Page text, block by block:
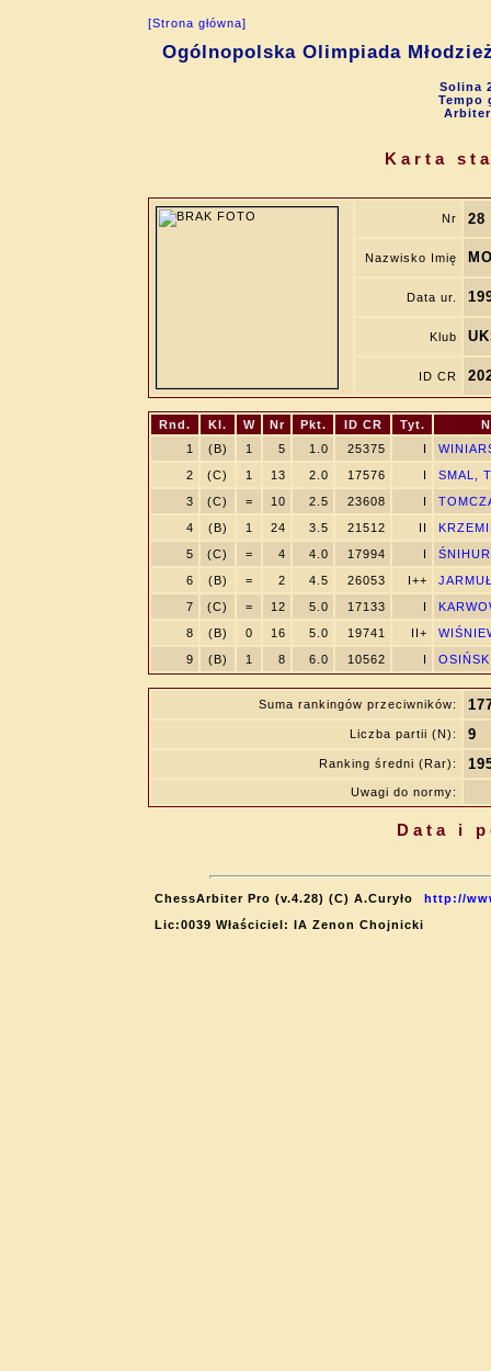
[Strona główna]
Ogólnopolska Olimpiada
Solina
Tempo
Karta
Nr 28
Nazwisko Imię
Data ur.
Klub
ID CR
Rnd. Kl. W Nr Pkt. ID CR Tyt.
1
(B) 1 5 1.0 25375 I
2
(C) 1 13 2.0 17576 I
SMAL,
3
(C) = 10 2.5 23608 I
4
(B) 1 24 3.5 21512 II
5
(C) = 4 4.0 17994 I
6
(B) = 2 4.5 26053 I++
7
(C) = 12 5.0 17133 I
8
(B) 0 16 5.0 19741 II+
9
(B) 1 8 6.0 10562 I
Suma rankingów przeciwników:
Liczba partii (N): 9
Ranking średni (Rar):
Uwagi do normy:
Data i
ChessArbiter Pro (v.4.28) (C) A.Curyło
http://
Lic:0039 Właściciel: IA Zenon Chojnicki